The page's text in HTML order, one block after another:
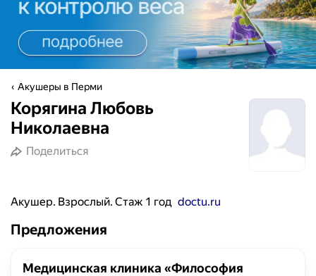
Акушеры в Перми
Корягина Любовь
Николаевна
Поделиться
Акушер. Взрослый. Стаж 1 год doctu.ru
Предложения
Медицинская клиника «Философия